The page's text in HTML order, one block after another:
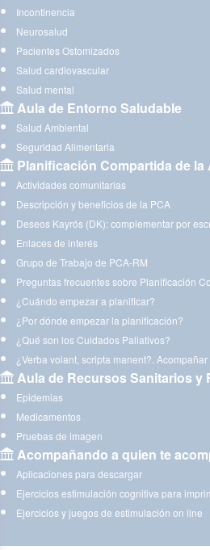
Incontinencia
Neurosalud
Pacientes Ostomizados
Salud cardiovascular
Salud mental
Aula de Entorno Saludable
Salud Ambiental
Seguridad Alimentaria
Planificación Compartida de la
Actividades comunitarias
Descripción y beneficios de la PCA
Deseos Kayrós (DK): complementar por
Enlaces de interés
Grupo de Trabajo de PCA-RM
Preguntas frecuentes sobre Planificación
¿Cuándo empezar a planificar?
¿Por dónde empezar la planificación?
¿Qué son los Cuidados Paliativos?
¿Verba volant, scripta manent?. Acompañar
Aula de Recursos Sanitarios y
Epidemias
Medicamentos
Pruebas de imagen
Acompañando a quien te
Aplicaciones para descargar
Ejercicios estimulación cognitiva para
Ejercicios y juegos de estimulación on line